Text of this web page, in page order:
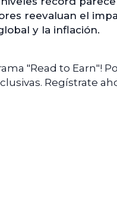
reevaluan el
y la inflación.
"Read to Earn"!
Regístrate